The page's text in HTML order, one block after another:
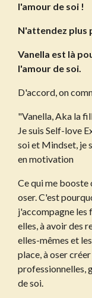
l'amour de soi !
N'attendez plus
Vanella est là
l'amour de soi.
D'accord, on
"Vanella, Aka la
Je suis Self-love
soi et Mindset, je
en motivation
Ce qui me booste
oser. C'est
j'accompagne les
elles, à avoir des
elles-mêmes et
place, à oser
professionnelles,
de soi.